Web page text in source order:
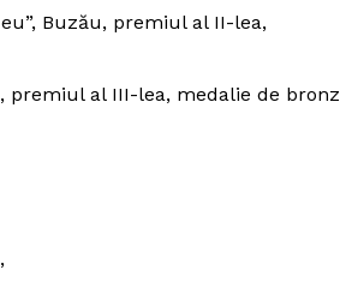
Fii reporter
Politica de Confidențialitate
Buzău, premiul al II-lea,
premiul al III-lea, medalie de bronz